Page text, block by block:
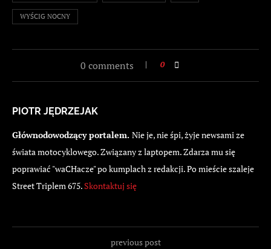
WYŚCIG NOCNY
0 comments 0
PIOTR JĘDRZEJAK
Głównodowodzący portalem. Nie je, nie śpi, żyje newsami ze
świata motocyklowego. Związany z laptopem. Zdarza mu się
poprawiać "waCHacze" po kumplach z redakcji. Po mieście szaleje
Street Triplem 675. Skontaktuj się
previous post